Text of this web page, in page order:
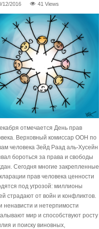
41 Views
отмечается День прав
Верховный комиссар ООН по
человека Зейд Раад аль-Хусейн
бороться за права и свободы
Сегодня многие закрепленные
прав человека ценности
под угрозой: миллионы
страдают от войн и конфликтов.
ненависти и нетерпимости
мир и способствуют росту
и поиску виновных,